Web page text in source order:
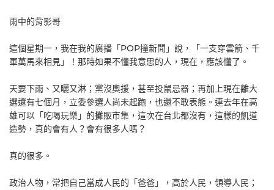
雨中的背影哥
這個星期一，我在我的廣播「POP撞新聞」說，「一支穿雲箭、千
軍萬馬來相見」！那時如果不懂我意思的人，現在，應該懂了。
天要下雨、又曬又淋；黨沒奧援，甚至投鼠忌器；再加上現在離大
選還有七個月，立委參選人尚未起跑，也還不敢表態。連去年在高
雄可以「吃喝玩樂」的攤販市集，這次在台北都沒有，這樣的凱道
造勢，真的會有人？會有很多人嗎？
真的很多。
政治人物，常把自己當成人民的「爸爸」，高於人民，領導人民；